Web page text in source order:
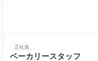
正社員
ベーカリースタッフ